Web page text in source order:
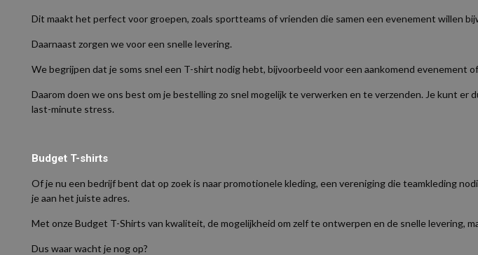
Dit maakt het perfect voor groepen, zoals sportteams of vrienden die samen een evenement willen
Daarnaast zorgen we voor een snelle levering.
We begrijpen dat je soms snel een T-shirt nodig hebt, bijvoorbeeld voor een aankomend evenement
Daarom doen we ons best om je bestelling zo snel mogelijk te verwerken en te verzenden. Je kunt
last-minute stress.
Budget T-shirts
Of je nu een bedrijf bent dat op zoek is naar promotionele kleding, een vereniging die teamkleding
je aan het juiste adres.
Met onze Budget T-Shirts van kwaliteit, de mogelijkheid om zelf te ontwerpen en de snelle levering,
Dus waar wacht je nog op?